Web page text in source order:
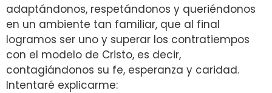
adaptándonos, respetándonos y queriéndonos
en un ambiente tan familiar, que al final
logramos ser uno y superar los contratiempos
con el modelo de Cristo, es decir,
contagiándonos su fe, esperanza y caridad.
Intentaré explicarme: